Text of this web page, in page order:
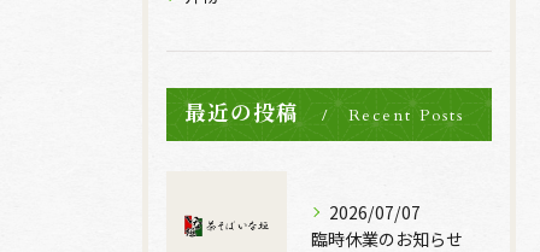
最近の投稿 Recent Posts
2026/07/07
臨時休業のお知らせ